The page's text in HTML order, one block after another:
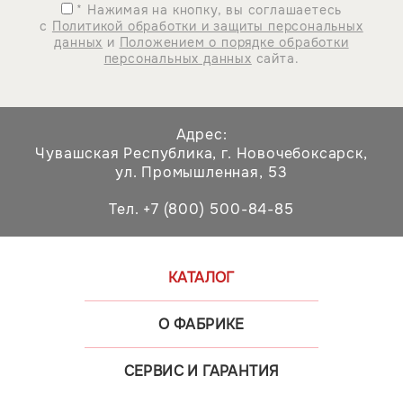
* Нажимая на кнопку, вы соглашаетесь
с Политикой обработки и защиты персональных
данных и Положением о порядке обработки
персональных данных сайта.
Адрес:
Чувашская Республика, г. Новочебоксарск,
ул. Промышленная, 53
Тел. +7 (800) 500-84-85
КАТАЛОГ
О ФАБРИКЕ
СЕРВИС И ГАРАНТИЯ